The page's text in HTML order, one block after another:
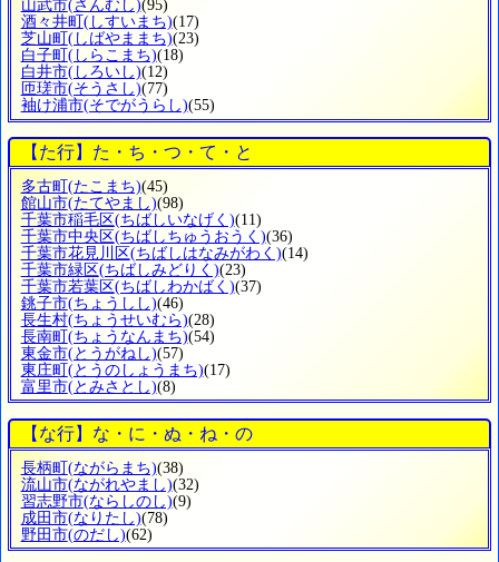
山武市(さんむし)(95)
酒々井町 (しすいまち)(17)
芝山町 (しばやままち)(23)
白子町 (しらこまち)(18)
白井市(しろいし)(12)
匝瑳市(そうさし)(77)
袖け浦市(そでがうらし)(55)
【た行】た・ち・つ・て・と
多古町 (たこまち)(45)
館山市(たてやまし)(98)
千葉市稲毛区(ちばしいなげく)(11)
千葉市中央区(ちばしちゅうおうく)(36)
千葉市花見川区(ちばしはなみがわく)(14)
千葉市緑区(ちばしみどりく)(23)
千葉市若葉区(ちばしわかばく)(37)
銚子市(ちょうしし)(46)
長生村(ちょうせいむら)(28)
長南町 (ちょうなんまち)(54)
東金市(とうがねし)(57)
東庄町 (とうのしょうまち)(17)
富里市(とみさとし)(8)
【な行】な・に・ぬ・ね・の
長柄町 (ながらまち)(38)
流山市(ながれやまし)(32)
習志野市(ならしのし)(9)
成田市(なりたし)(78)
野田市(のだし)(62)